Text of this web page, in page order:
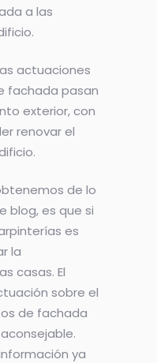
a las
actuaciones
fachada pasan
exterior, con
renovar el
de lo
blog, es que si
es
la
casas. El
sobre el
de fachada
ya